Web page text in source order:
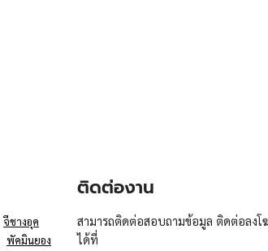
จีชางอุค
พัคมินยอง
ติดต่องาน
สามารถติดต่อสอบถามข้อมูล ติดต่อลงโ
ได้ที่